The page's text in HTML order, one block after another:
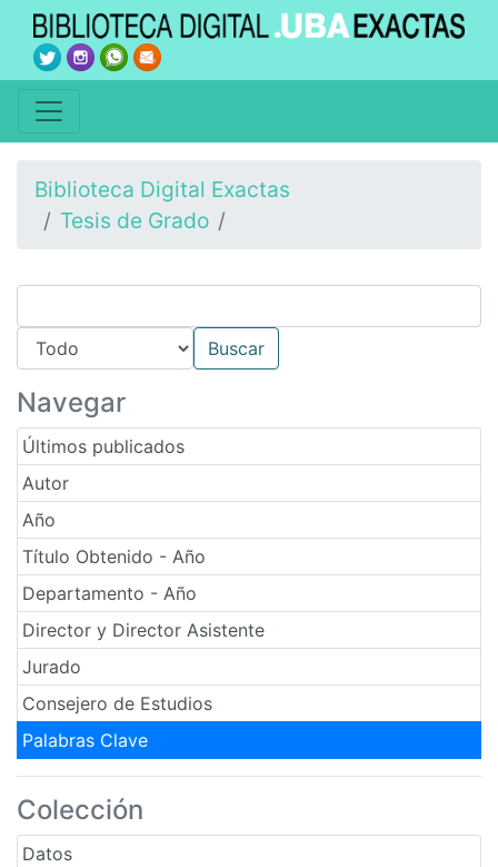
Biblioteca Digital Exactas
Tesis de Grado
Navegar
Últimos publicados
Autor
Año
Título Obtenido - Año
Departamento - Año
Director y Director Asistente
Jurado
Consejero de Estudios
Palabras Clave
Colección
Datos